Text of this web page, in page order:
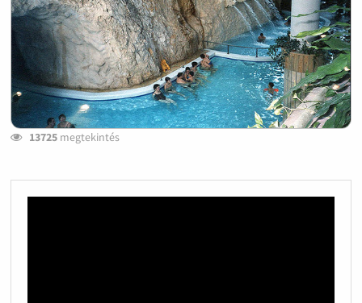
13725megtekintés